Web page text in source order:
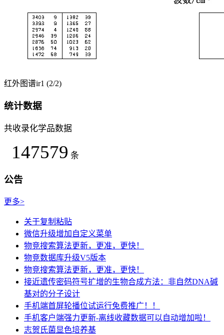
红外图谱ir1 (2/2)
统计数据
共收录化学品数据
147579 条
公告
更多>
关于复制粘贴
微信升级增加自定义菜单
物竞搜索算法更新，更准，更快！
物竞数据库升级V5版本
物竞搜索算法更新，更准，更快！
接近遗传密码符号扩增的生物合成方法：非自然DNA碱
基对的分子设计
手机端首屏轮播位试运行免费推广！！
手机客户端强力更新-离线收藏数据可以自动增加啦！
志贺氏菌显色培养基